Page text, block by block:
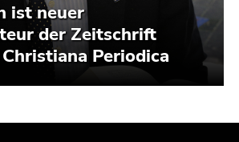
ist neuer
der Zeitschrift
Periodica